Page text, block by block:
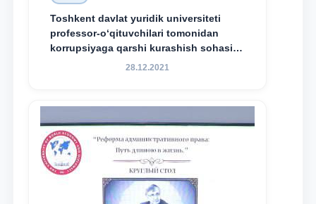
Toshkent davlat yuridik universiteti
professor-o‘qituvchilari tomonidan
korrupsiyaga qarshi kurashish sohasida
amalga oshirilayotgan islohotlar hamda
maqsadida xorijiy va mahalliy ilmiy
nashrlarda chop etilgan maqolalar
dayjesti
28.12.2021